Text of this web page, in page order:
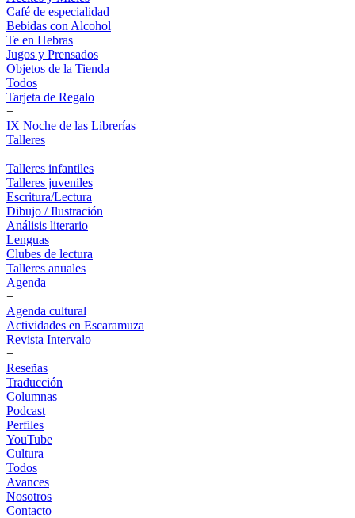
Café de especialidad
Bebidas con Alcohol
Te en Hebras
Jugos y Prensados
Objetos de la Tienda
Todos
Tarjeta de Regalo
+
IX Noche de las Librerías
Talleres
+
Talleres infantiles
Talleres juveniles
Escritura/Lectura
Dibujo / Ilustración
Análisis literario
Lenguas
Clubes de lectura
Talleres anuales
Agenda
+
Agenda cultural
Actividades en Escaramuza
Revista Intervalo
+
Reseñas
Traducción
Columnas
Podcast
Perfiles
YouTube
Cultura
Todos
Avances
Nosotros
Contacto